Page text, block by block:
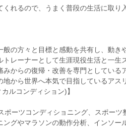
くれるので、うまく普段の生活に取り
般の方々と目標と感動を共有し、動き
トレーナーとして生涯現役生活と一生
みからの復帰・改善を専門としている
地から世界へ本気で目指しているア
ルコンディション)】
ングやマラソンの動作分析、インソ